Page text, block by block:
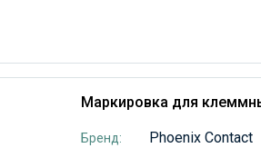
Маркировка для
Бренд: Phoenix Contact